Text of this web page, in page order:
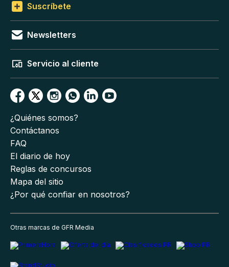
Suscríbete
Newsletters
Servicio al cliente
¿Quiénes somos?
Contáctanos
FAQ
El diario de hoy
Reglas de concursos
Mapa del sitio
¿Por qué confiar en nosotros?
Otras marcas de GFR Media